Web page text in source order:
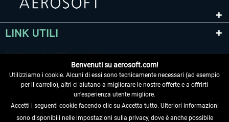
LINK UTILI
Benvenuti su aerosoft.com!
Utilizziamo i cookie. Alcuni di essi sono tecnicamente necessari (ad esempio
per il carrello), altri ci aiutano a migliorare le nostre offerte e a offrirti
un'esperienza utente migliore.
Accetti i seguenti cookie facendo clic su Accetta tutto. Ulteriori informazioni
sono disponibili nelle impostazioni sulla privacy, dove è anche possibile